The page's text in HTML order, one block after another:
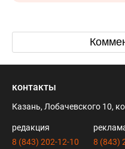
контакты
Казань, Лобачевского 10,
редакция
8 (843) 202-12-10
8 (843)